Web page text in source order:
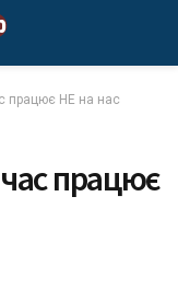
працює НЕ на нас
працює